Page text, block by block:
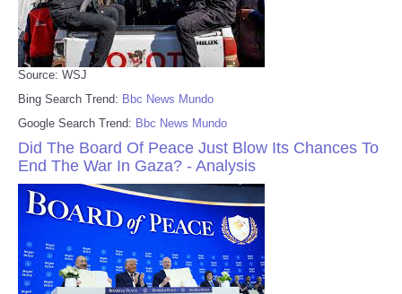
Source: WSJ
Bing Search Trend: Bbc News Mundo
Google Search Trend: Bbc News Mundo
Did The Board Of Peace Just Blow Its Chances To
End The War In Gaza? - Analysis